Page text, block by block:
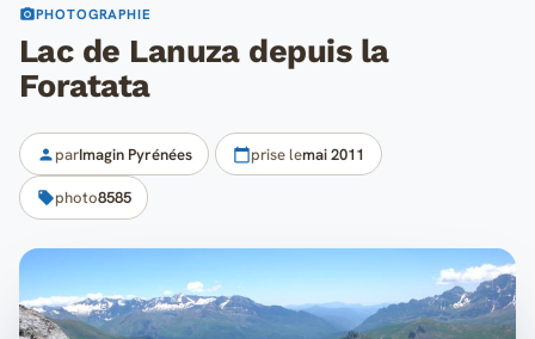
PHOTOGRAPHIE
Lac de Lanuza depuis la
Foratata
parImagin Pyrénées prise lemai 2011
photo8585